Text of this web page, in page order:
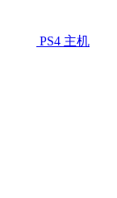
PS4 主机